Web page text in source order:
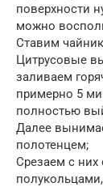
поверхности
можно
Ставим
Цитрусовые
заливаем
примерно 5
полностью
Далее
полотенцем;
Срезаем с них